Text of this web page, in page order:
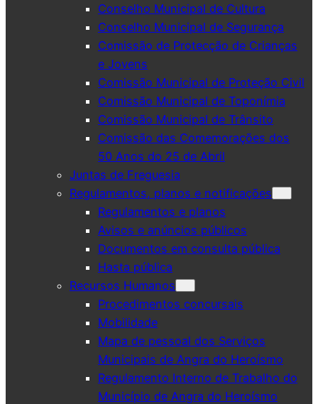
Conselho Municipal de Cultura
Conselho Municipal de Segurança
Comissão de Protecção de Crianças
e Jovens
Comissão Municipal de Proteção Civil
Comissão Municipal de Toponímia
Comissão Municipal de Trânsito
Comissão das Comemorações dos
50 Anos do 25 de Abril
Juntas de Freguesia
Regulamentos, planos e notificações
Regulamentos e planos
Avisos e anúncios públicos
Documentos em consulta pública
Hasta pública
Recursos Humanos
Procedimentos concursais
Mobilidade
Mapa de pessoal dos Serviços
Municipais de Angra do Heroísmo
Regulamento Interno de Trabalho do
Município de Angra do Heroísmo